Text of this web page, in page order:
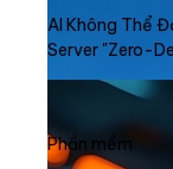
AI Không Thể
Server "Zero-
Phần mềm